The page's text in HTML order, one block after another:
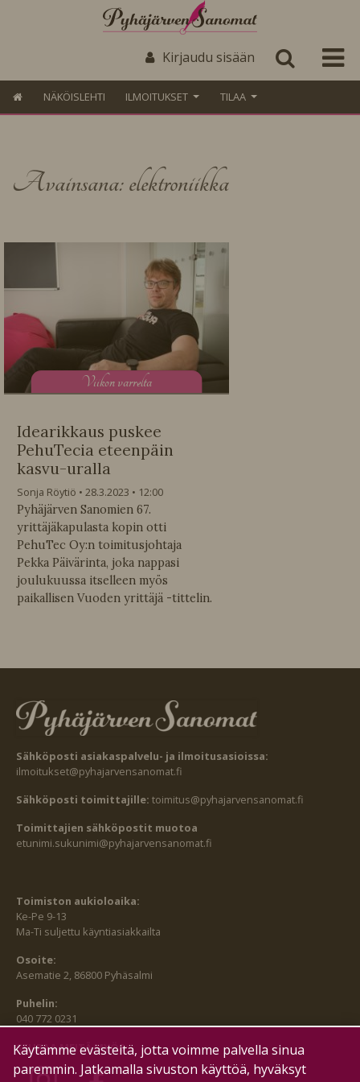
Kirjaudu sisään
NÄKÖISLEHTI ILMOITUKSET TILAA
Avainsana: elektroniikka
Viikon varrelta
Idearikkaus puskee
PehuTecia eteenpäin
kasvu-uralla
Sonja Röytiö 28.3.2023
12:00
Pyhäjärven Sanomien 67.
yrittäjäkapulasta kopin otti
PehuTec Oy:n toimitusjohtaja
Pekka Päivärinta, joka nappasi
joulukuussa itselleen myös
paikallisen Vuoden yrittäjä -tittelin.
Sähköposti asiakaspalvelu- ja ilmoitusasioissa:
ilmoitukset@pyhajarvensanomat.fi
Sähköposti toimittajille: toimitus@pyhajarvensanomat.fi
Toimittajien sähköpostit muotoa
etunimi.sukunimi@pyhajarvensanomat.fi
Toimiston aukioloaika:
Ke-Pe 9-13
Ma-Ti suljettu käyntiasiakkailta
Osoite:
Asematie 2, 86800 Pyhäsalmi
Puhelin:
040 772 0231
SEURAA MEITÄ MYÖS:
Käytämme evästeitä, jotta voimme palvella sinua
paremmin. Jatkamalla sivuston käyttöä, hyväksyt